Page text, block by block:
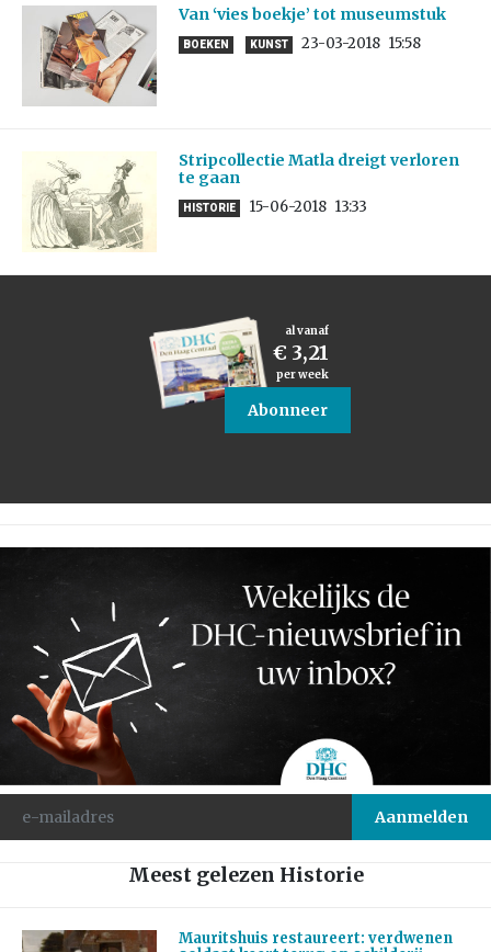
Van ‘vies boekje’ tot museumstuk
BOEKEN KUNST 23-03-2018 15:58
Stripcollectie Matla dreigt verloren
te gaan
HISTORIE 15-06-2018 13:33
al vanaf
€ 3,21
per week
Abonneer
Meest gelezen Historie
Mauritshuis restaureert: verdwenen